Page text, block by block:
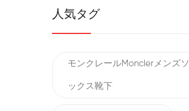
人気タグ
モンクレールMonclerメンズソ
ックス靴下